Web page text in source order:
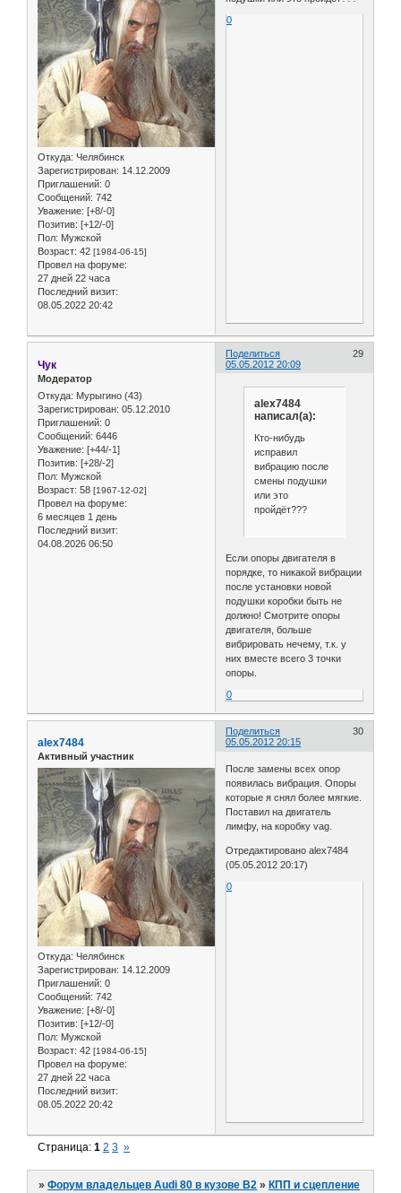
Откуда: Челябинск
Зарегистрирован: 14.12.2009
Приглашений: 0
Сообщений: 742
Уважение: [+8/-0]
Позитив: [+12/-0]
Пол: Мужской
Возраст: 42 [1984-06-15]
Провел на форуме:
27 дней 22 часа
Последний визит:
08.05.2022 20:42
0
Поделиться
29
05.05.2012 20:09
Чук
Модератор
Откуда: Мурыгино (43)
Зарегистрирован: 05.12.2010
Приглашений: 0
Сообщений: 6446
Уважение: [+44/-1]
Позитив: [+28/-2]
Пол: Мужской
Возраст: 58 [1967-12-02]
Провел на форуме:
6 месяцев 1 день
Последний визит:
04.08.2026 06:50
alex7484
написал(а):
Кто-нибудь
исправил
вибрацию после
смены подушки
или это
пройдёт???
Если опоры двигателя в
порядке, то никакой вибрации
после установки новой
подушки коробки быть не
должно! Смотрите опоры
двигателя, больше
вибрировать нечему, т.к. у
них вместе всего 3 точки
опоры.
0
Поделиться
30
05.05.2012 20:15
alex7484
Активный участник
Откуда: Челябинск
Зарегистрирован: 14.12.2009
Приглашений: 0
Сообщений: 742
Уважение: [+8/-0]
Позитив: [+12/-0]
Пол: Мужской
Возраст: 42 [1984-06-15]
Провел на форуме:
27 дней 22 часа
Последний визит:
08.05.2022 20:42
После замены всех опор
появилась вибрация. Опоры
которые я снял более мягкие.
Поставил на двигатель
лимфу, на коробку vag.
Отредактировано alex7484
(05.05.2012 20:17)
0
Страница:1 2 3 »
»Форум владельцев Audi 80 в кузове В2 » КПП и сцепление